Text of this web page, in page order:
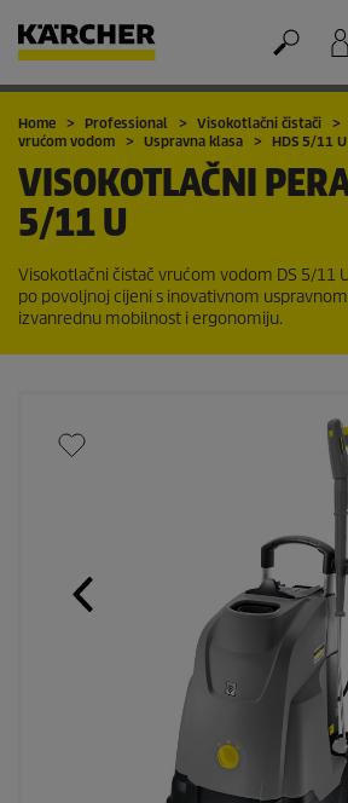
Košarica
Lista želja
Home Professional Visokotlačni čistači
vrućom vodom
Uspravna klasa HDS 5/11
VISOKOTLAČNI
5/11 U
Visokotlačni čistač vrućom vodom DS 5/11
po povoljnoj cijeni s inovativnom
izvanrednu mobilnost i ergonomiju.